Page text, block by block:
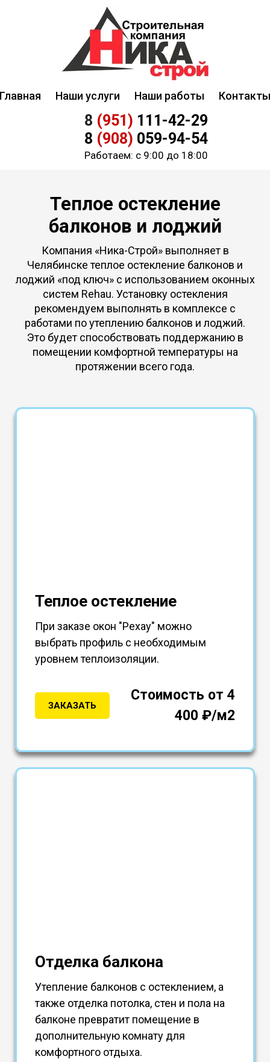
Главная Наши услуги Наши работы Контакты
8 (951) 111-42-29
8 (908) 059-94-54
Работаем: с 9:00 до 18:00
Теплое остекление
балконов и лоджий
Компания «Ника-Строй» выполняет в
Челябинске теплое остекление балконов и
лоджий «под ключ» с использованием оконных
систем Rehau. Установку остекления
рекомендуем выполнять в комплексе с
работами по утеплению балконов и лоджий.
Это будет способствовать поддержанию в
помещении комфортной температуры на
протяжении всего года.
Теплое остекление
При заказе окон "Рехау" можно
выбрать профиль с необходимым
уровнем теплоизоляции.
ЗАКАЗАТЬ
Стоимость от 4
400 ₽/м2
Отделка балкона
Утепление балконов с остеклением, а
также отделка потолка, стен и пола на
балконе превратит помещение в
дополнительную комнату для
комфортного отдыха.